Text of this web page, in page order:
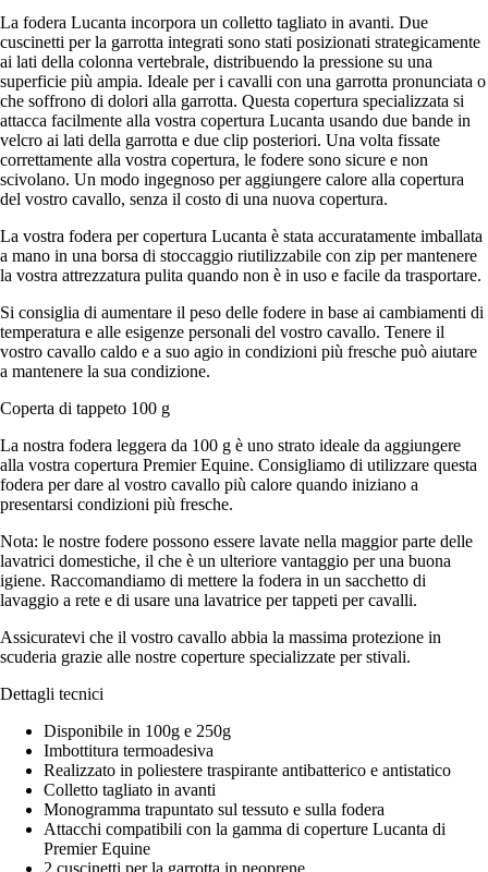
La fodera Lucanta incorpora un colletto tagliato in avanti. Due
cuscinetti per la garrotta integrati sono stati posizionati strategicamente
ai lati della colonna vertebrale, distribuendo la pressione su una
superficie più ampia. Ideale per i cavalli con una garrotta pronunciata o
che soffrono di dolori alla garrotta. Questa copertura specializzata si
attacca facilmente alla vostra copertura Lucanta usando due bande in
velcro ai lati della garrotta e due clip posteriori. Una volta fissate
correttamente alla vostra copertura, le fodere sono sicure e non
scivolano. Un modo ingegnoso per aggiungere calore alla copertura
del vostro cavallo, senza il costo di una nuova copertura.
La vostra fodera per copertura Lucanta è stata accuratamente imballata
a mano in una borsa di stoccaggio riutilizzabile con zip per mantenere
la vostra attrezzatura pulita quando non è in uso e facile da trasportare.
Si consiglia di aumentare il peso delle fodere in base ai cambiamenti di
temperatura e alle esigenze personali del vostro cavallo. Tenere il
vostro cavallo caldo e a suo agio in condizioni più fresche può aiutare
a mantenere la sua condizione.
Coperta di tappeto 100 g
La nostra fodera leggera da 100 g è uno strato ideale da aggiungere
alla vostra copertura Premier Equine. Consigliamo di utilizzare questa
fodera per dare al vostro cavallo più calore quando iniziano a
presentarsi condizioni più fresche.
Nota: le nostre fodere possono essere lavate nella maggior parte delle
lavatrici domestiche, il che è un ulteriore vantaggio per una buona
igiene. Raccomandiamo di mettere la fodera in un sacchetto di
lavaggio a rete e di usare una lavatrice per tappeti per cavalli.
Assicuratevi che il vostro cavallo abbia la massima protezione in
scuderia grazie alle nostre coperture specializzate per stivali.
Dettagli tecnici
Disponibile in 100g e 250g
Imbottitura termoadesiva
Realizzato in poliestere traspirante antibatterico e antistatico
Colletto tagliato in avanti
Monogramma trapuntato sul tessuto e sulla fodera
Attacchi compatibili con la gamma di coperture Lucanta di
Premier Equine
2 cuscinetti per la garrotta in neoprene